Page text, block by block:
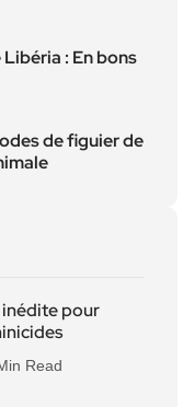
Libéria : En bons
de figuier de
pour
Read